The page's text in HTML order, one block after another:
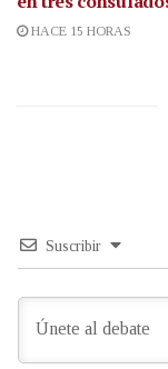
HACE 15 HORAS
Suscribir